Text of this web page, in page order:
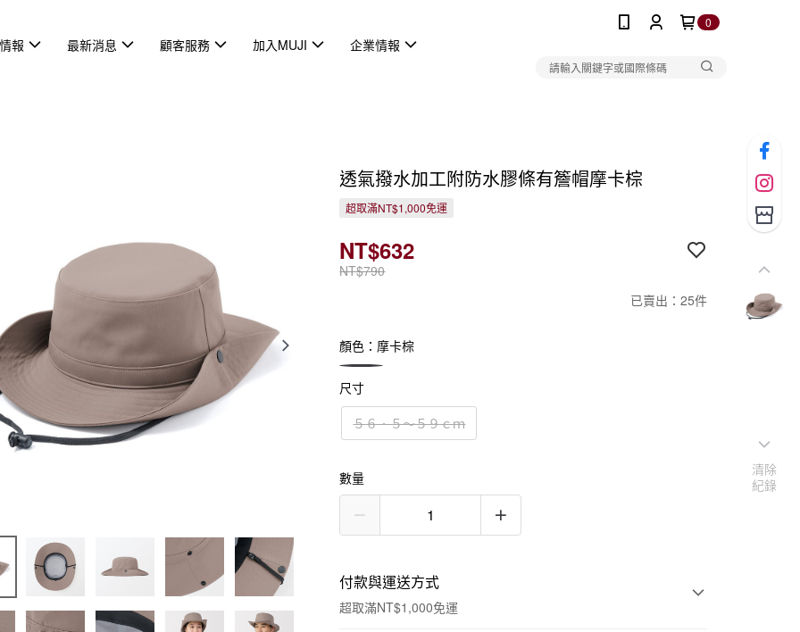
0
報 最新消息 顧客服務 加入MUJI 企業情報
透氣撥水加工附防水膠條有簷帽摩卡棕
超取滿NT$1,000免運
NT$790
NT$632
已賣出：25件
顏色：摩卡棕
尺寸
５６．５～５９ｃｍ
數量
付款與運送方式
超取滿NT$1,000免運
清除
紀錄